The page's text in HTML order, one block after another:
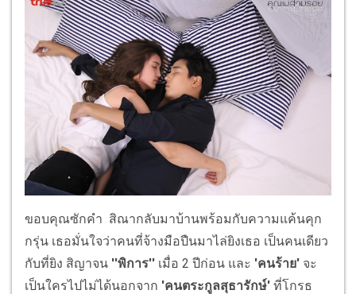
ขอบคุณซักคำ สิณากลับมาบ้านพร้อมกับความแค้นคุก
กรุ่น เธอมั่นใจว่าคนที่จ้างมือปืนมาไล่ยิงเธอ เป็นคนเดียว
กับที่ยิง สิญาจน ''พิการ'' เมื่อ 2 ปีก่อน และ 'คนร้าย' จะ
เป็นใครไปไม่ได้นอกจาก 'คนตระกูลสุธารักษ์' ที่โกรธ